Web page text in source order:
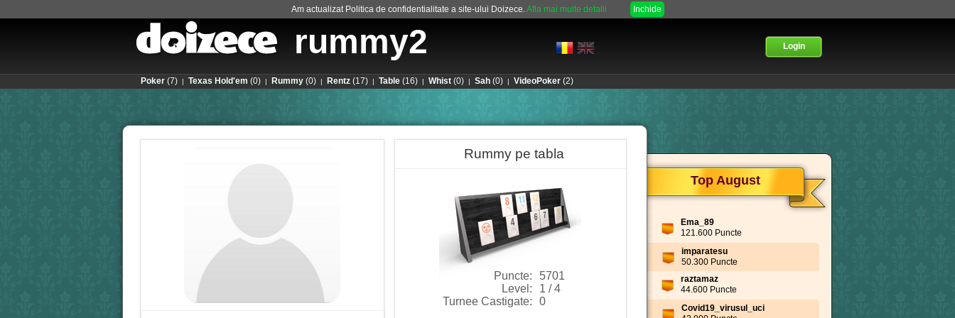
Am actualizat Politica de confidentialitate a site-ului Doizece.Afla mai multe detalii Inchide
rummy2 Login
Poker (7) | Texas Hold'em (0) | Rummy (0) | Rentz (17) | Table (16) | Whist (0) | Sah (0) | VideoPoker (2)
Top August
Ema_89
121.600 Puncte
imparatesu
50.300 Puncte
raztamaz
44.600 Puncte
Covid19_virusul_uci
Rummy pe tabla
Puncte:
5701
Level:
1 / 4
Turnee Castigate:
0